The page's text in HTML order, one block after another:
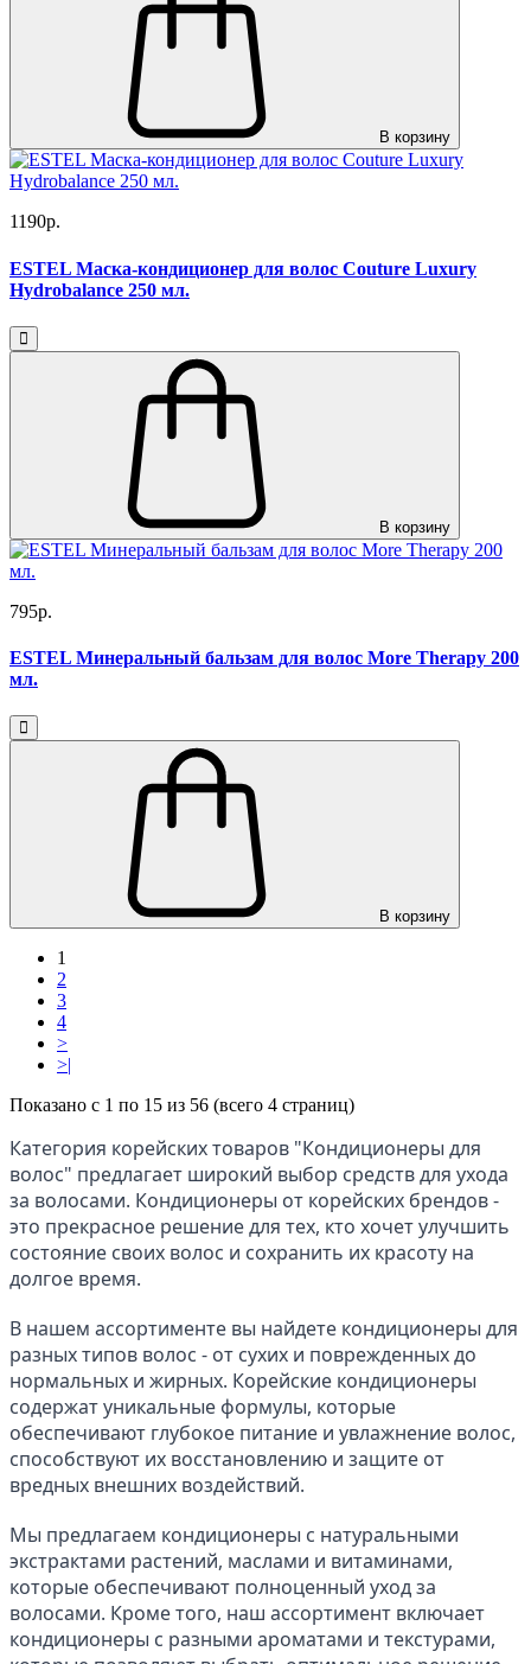
В корзину
1190р.
ESTEL Маска-кондиционер для волос Couture Luxury
Hydrobalance 250 мл.
В корзину
795р.
ESTEL Минеральный бальзам для волос More Therapy 200
мл.
В корзину
1
2
3
4
>
>|
Показано с 1 по 15 из 56 (всего 4 страниц)
Категория корейских товаров "Кондиционеры для
волос" предлагает широкий выбор средств для ухода
за волосами. Кондиционеры от корейских брендов -
это прекрасное решение для тех, кто хочет улучшить
состояние своих волос и сохранить их красоту на
долгое время.
В нашем ассортименте вы найдете кондиционеры для
разных типов волос - от сухих и поврежденных до
нормальных и жирных. Корейские кондиционеры
содержат уникальные формулы, которые
обеспечивают глубокое питание и увлажнение волос,
способствуют их восстановлению и защите от
вредных внешних воздействий.
Мы предлагаем кондиционеры с натуральными
экстрактами растений, маслами и витаминами,
которые обеспечивают полноценный уход за
волосами. Кроме того, наш ассортимент включает
кондиционеры с разными ароматами и текстурами,